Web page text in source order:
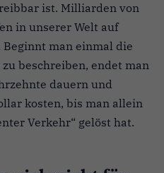
ist. Milliarden von
in unserer Welt auf
man einmal die
beschreiben, endet man
dauern und
kosten, bis man allein
Verkehr“ gelöst hat.